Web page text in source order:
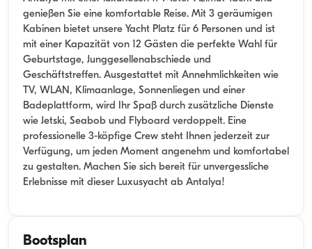
genießen Sie eine komfortable Reise. Mit 3 geräumigen
Kabinen bietet unsere Yacht Platz für 6 Personen und ist
mit einer Kapazität von 12 Gästen die perfekte Wahl für
Geburtstage, Junggesellenabschiede und
Geschäftstreffen. Ausgestattet mit Annehmlichkeiten wie
TV, WLAN, Klimaanlage, Sonnenliegen und einer
Badeplattform, wird Ihr Spaß durch zusätzliche Dienste
wie Jetski, Seabob und Flyboard verdoppelt. Eine
professionelle 3-köpfige Crew steht Ihnen jederzeit zur
Verfügung, um jeden Moment angenehm und komfortabel
zu gestalten. Machen Sie sich bereit für unvergessliche
Erlebnisse mit dieser Luxusyacht ab Antalya!
Bootsplan